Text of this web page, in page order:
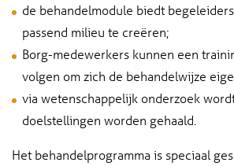
de behandelmodule biedt
passend milieu te creëren;
Borg-medewerkers kunnen een
volgen om zich de behandelwijze
via wetenschappelijk onderzoek
doelstellingen worden gehaald.
Het behandelprogramma is speciaal